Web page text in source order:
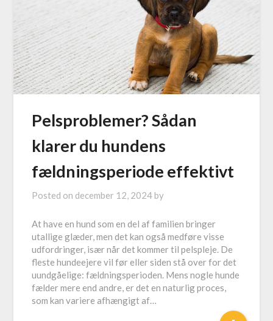
Pelsproblemer? Sådan
klarer du hundens
fældningsperiode effektivt
Posted on december 12, 2024 by
At have en hund som en del af familien bringer
utallige glæder, men det kan også medføre visse
udfordringer, især når det kommer til pelspleje. De
fleste hundeejere vil før eller siden stå over for det
uundgåelige: fældningsperioden. Mens nogle hunde
fælder mere end andre, er det en naturlig proces,
som kan variere afhængigt af…